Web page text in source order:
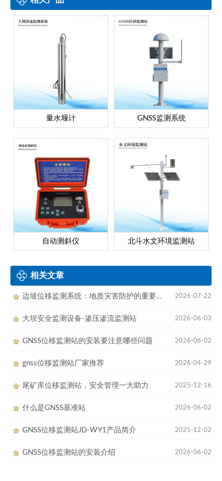
量水堰计 GNSS监测系统
自动测斜仪 北斗水文环境监测站
相关文章
边坡位移监测系统：地质灾害防护的重要助力 2026-07-22
大坝安全监测设备-渗压渗流监测站 2026-06-03
GNSS位移监测站的安装要注意哪些问题 2026-06-02
gnss位移监测站厂家推荐 2026-04-29
尾矿库位移监测站，安全管理一大助力 2025-12-16
什么是GNSS基准站 2026-06-02
GNSS位移监测站JD-WY1产品简介 2025-12-02
GNSS位移监测站的安装介绍 2026-06-02